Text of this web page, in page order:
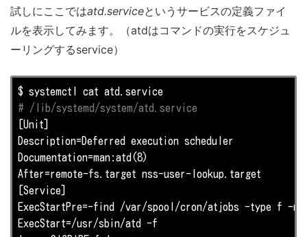
試しにここではatd.serviceというサービスの定義ファイ
ルを表示してみます。（atdはコマンドの実行をスケジュ
ーリングするservice）
# /lib/systemd/system/atd.service
[Unit]
Description=Deferred execution scheduler
Documentation=man:atd(8)
After=remote-fs.target nss-user-lookup.target
[Service]
ExecStartPre=-find /var/spool/cron/atjobs -type f -
ExecStart=/usr/sbin/atd -f